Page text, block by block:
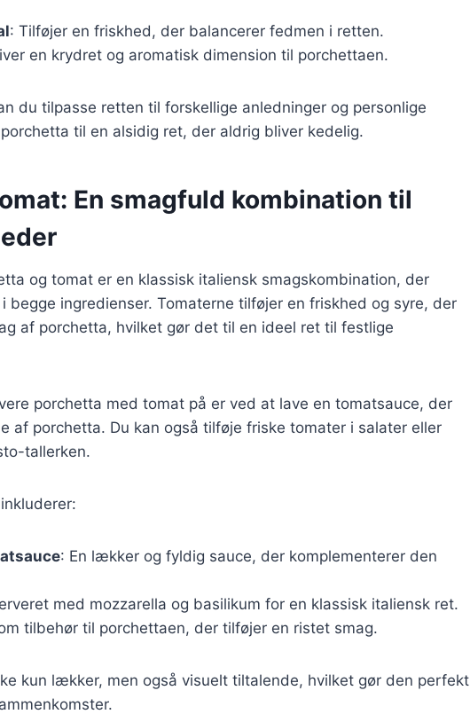
: Tilføjer en friskhed, der balancerer fedmen i retten.
en krydret og aromatisk dimension til porchettaen.
du tilpasse retten til forskellige anledninger og personlige
til en alsidig ret, der aldrig bliver kedelig.
En smagfuld kombination til
og tomat er en klassisk italiensk smagskombination, der
begge ingredienser. Tomaterne tilføjer en friskhed og syre, der
af porchetta, hvilket gør det til en ideel ret til festlige
porchetta med tomat på er ved at lave en tomatsauce, der
af porchetta. Du kan også tilføje friske tomater i salater eller
tallerken.
: En lækker og fyldig sauce, der komplementerer den
med mozzarella og basilikum for en klassisk italiensk ret.
tilbehør til porchettaen, der tilføjer en ristet smag.
kun lækker, men også visuelt tiltalende, hvilket gør den perfekt